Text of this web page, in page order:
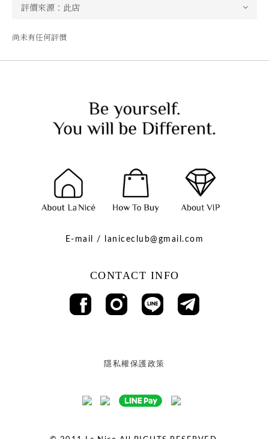
尚未有任何評價
E-mail / laniceclub@gmail.com
CONTACT INFO
隱私權保護政策